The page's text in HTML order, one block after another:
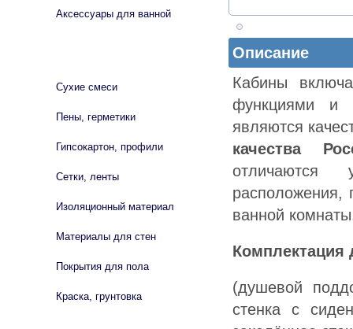
Описание
Кабины
функциями и
являются
качества
отличаются
расположения,
ванной
Комплектация
(душевой
стенка с
Аксессуары для ванной
Сухие смеси
Пены, герметики
Гипсокартон, профили
Сетки, ленты
Изоляционный материал
Материалы для стен
Покрытия для пола
Краска, грунтовка